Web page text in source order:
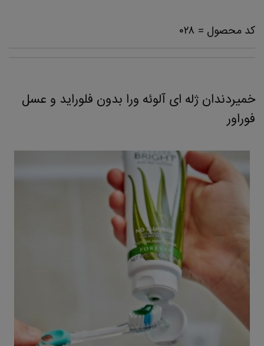
کد محصول = ۰۲۸
خمیردندان ژله ای آلوئه ورا بدون فلوراید و عسل
فوراور